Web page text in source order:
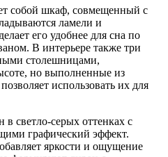
собой шкаф, совмещенный с
ламели и
его удобнее для сна по
В интерьере также три
столешницами,
но выполненные из
использовать их для
светло-серых оттенках с
графический эффект.
яркости и ощущение